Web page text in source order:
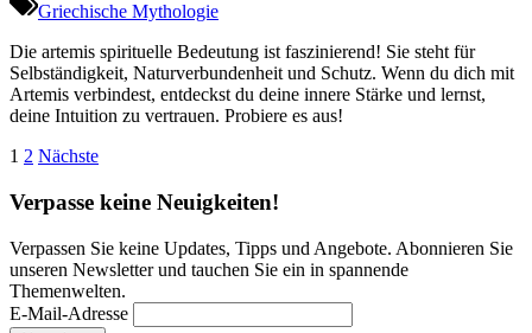
Griechische Mythologie
Die artemis spirituelle Bedeutung ist faszinierend! Sie steht für
Selbständigkeit, Naturverbundenheit und Schutz. Wenn du dich mit
Artemis verbindest, entdeckst du deine innere Stärke und lernst,
deine Intuition zu vertrauen. Probiere es aus!
Seitennummerierung
der
Beiträge
1 2 Nächste
Verpasse keine Neuigkeiten!
Verpassen Sie keine Updates, Tipps und Angebote. Abonnieren Sie
unseren Newsletter und tauchen Sie ein in spannende
Themenwelten.
E-Mail-Adresse